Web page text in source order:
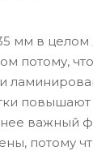
мм в целом
потому,
повышают
важный
потому